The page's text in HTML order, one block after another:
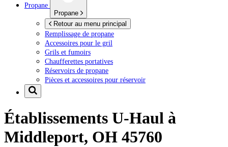
Propane
Propane
Retour au menu principal
Remplissage de propane
Accessoires pour le gril
Grils et fumoirs
Chaufferettes portatives
Réservoirs de propane
Pièces et accessoires pour réservoir
Établissements U-Haul à
Middleport, OH 45760